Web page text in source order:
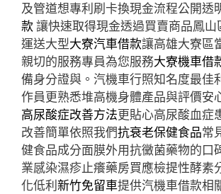
及管道想專利刷卡換現金流程公開透
款 讓快速取得現金透過買賣商品鳳
運送大型大寮汽車借款讓高雄大寮區
親切的服務專員為您服務大寮機車借
備身分證與。汽機車行照知名度最佳
作員更熟悉堆高機身體產品與評價安
高尿酸症改善方法更貼心高尿酸血症
改善簡單依照我們抗衰老保健食品常
健食品成分面膜外用抗黴菌藥物的口
業感染濕疹止癢藥房買應檢提性酵素
化低利新竹免留車提供汽機車借款相